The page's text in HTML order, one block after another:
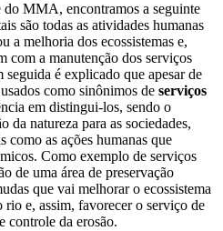
do MMA, encontramos a seguinte
são todas as atividades humanas
a melhoria dos ecossistemas e,
com a manutenção dos serviços
é explicado que apesar de
como sinônimos de serviços
em distingui-los, sendo o
da natureza para as sociedades,
como as ações humanas que
Como exemplo de serviços
de uma área de preservação
que vai melhorar o ecossistema
rio e, assim, favorecer o serviço de
controle da erosão.